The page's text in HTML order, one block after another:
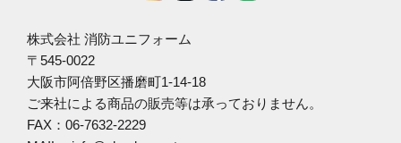
株式会社 消防ユニフォーム
〒545-0022
大阪市阿倍野区播磨町1-14-18
ご来社による商品の販売等は承っておりません。
FAX：06-7632-2229